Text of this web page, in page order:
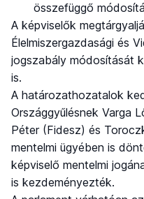
összefüggő
A képviselők
Élelmiszergazdasági és
jogszabály módosítását
is.
A határozathozatalok
Országgyűlésnek Varga
Péter (Fidesz) és
mentelmi ügyében is
képviselő mentelmi
is kezdeményezték.